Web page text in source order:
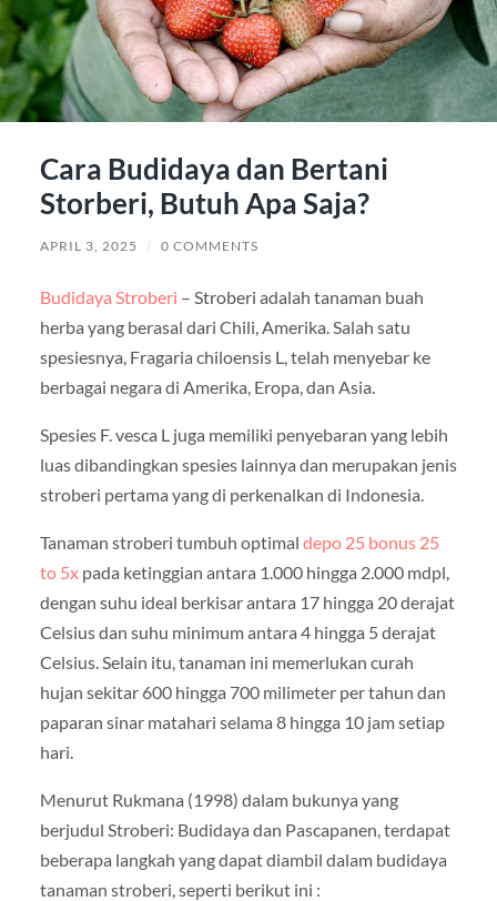
Cara Budidaya dan Bertani
Storberi, Butuh Apa Saja?
APRIL 3, 2025 / 0 COMMENTS
Budidaya Stroberi – Stroberi adalah tanaman buah
herba yang berasal dari Chili, Amerika. Salah satu
spesiesnya, Fragaria chiloensis L, telah menyebar ke
berbagai negara di Amerika, Eropa, dan Asia.
Spesies F. vesca L juga memiliki penyebaran yang lebih
luas dibandingkan spesies lainnya dan merupakan jenis
stroberi pertama yang di perkenalkan di Indonesia.
Tanaman stroberi tumbuh optimal depo 25 bonus 25
to 5xpada ketinggian antara 1.000 hingga 2.000 mdpl,
dengan suhu ideal berkisar antara 17 hingga 20 derajat
Celsius dan suhu minimum antara 4 hingga 5 derajat
Celsius. Selain itu, tanaman ini memerlukan curah
hujan sekitar 600 hingga 700 milimeter per tahun dan
paparan sinar matahari selama 8 hingga 10 jam setiap
hari.
Menurut Rukmana (1998) dalam bukunya yang
berjudul Stroberi: Budidaya dan Pascapanen, terdapat
beberapa langkah yang dapat diambil dalam budidaya
tanaman stroberi, seperti berikut ini :